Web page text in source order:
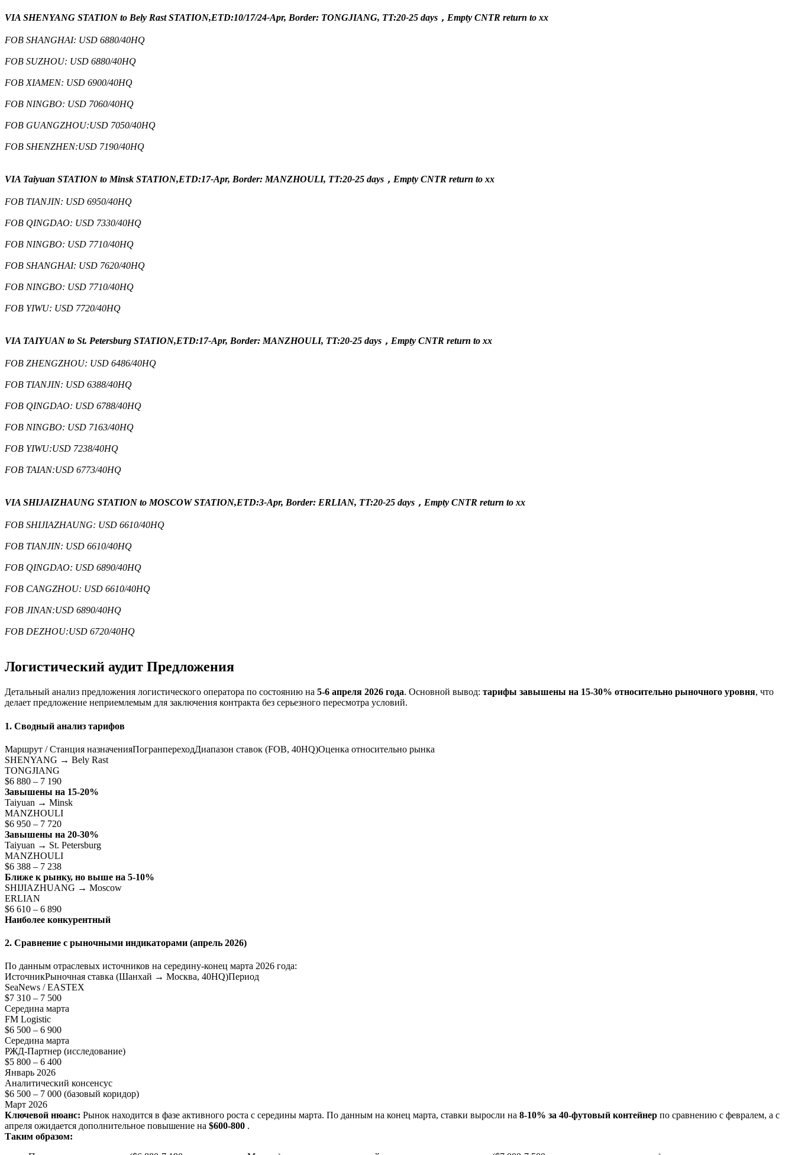
VIA SHENYANG STATION to Bely Rast STATION,ETD:10/17/24-Apr, Border: TONGJIANG, TT:20-25 days，Empty CNTR return to xx
FOB SHANGHAI: USD 6880/40HQ
FOB SUZHOU: USD 6880/40HQ
FOB XIAMEN: USD 6900/40HQ
FOB NINGBO: USD 7060/40HQ
FOB GUANGZHOU:USD 7050/40HQ
FOB SHENZHEN:USD 7190/40HQ
VIA Taiyuan STATION to Minsk STATION,ETD:17-Apr, Border: MANZHOULI, TT:20-25 days，Empty CNTR return to xx
FOB TIANJIN: USD 6950/40HQ
FOB QINGDAO: USD 7330/40HQ
FOB NINGBO: USD 7710/40HQ
FOB SHANGHAI: USD 7620/40HQ
FOB NINGBO: USD 7710/40HQ
FOB YIWU: USD 7720/40HQ
VIA TAIYUAN to St. Petersburg STATION,ETD:17-Apr, Border: MANZHOULI, TT:20-25 days，Empty CNTR return to xx
FOB ZHENGZHOU: USD 6486/40HQ
FOB TIANJIN: USD 6388/40HQ
FOB QINGDAO: USD 6788/40HQ
FOB NINGBO: USD 7163/40HQ
FOB YIWU:USD 7238/40HQ
FOB TAIAN:USD 6773/40HQ
VIA SHIJAIZHAUNG STATION to MOSCOW STATION,ETD:3-Apr, Border: ERLIAN, TT:20-25 days，Empty CNTR return to xx
FOB SHIJIAZHAUNG: USD 6610/40HQ
FOB TIANJIN: USD 6610/40HQ
FOB QINGDAO: USD 6890/40HQ
FOB CANGZHOU: USD 6610/40HQ
FOB JINAN:USD 6890/40HQ
FOB DEZHOU:USD 6720/40HQ
Логистический аудит Предложения
Детальный анализ предложения логистического оператора по состоянию на 5-6 апреля 2026 года. Основной вывод: тарифы завышены на 15-30% относительно рыночного уровня, что
делает предложение неприемлемым для заключения контракта без серьезного пересмотра условий.
1. Сводный анализ тарифов
Маршрут / Станция назначенияПогранпереходДиапазон ставок (FOB, 40HQ)Оценка относительно рынка
SHENYANG → Bely Rast
TONGJIANG
$6 880 – 7 190
Завышены на 15-20%
Taiyuan → Minsk
MANZHOULI
$6 950 – 7 720
Завышены на 20-30%
Taiyuan → St. Petersburg
MANZHOULI
$6 388 – 7 238
Ближе к рынку, но выше на 5-10%
SHIJIAZHUANG → Moscow
ERLIAN
$6 610 – 6 890
Наиболее конкурентный
2. Сравнение с рыночными индикаторами (апрель 2026)
По данным отраслевых источников на середину-конец марта 2026 года:
ИсточникРыночная ставка (Шанхай → Москва, 40HQ)Период
SeaNews / EASTEX
$7 310 – 7 500
Середина марта
FM Logistic
$6 500 – 6 900
Середина марта
РЖД-Партнер (исследование)
$5 800 – 6 400
Январь 2026
Аналитический консенсус
$6 500 – 7 000 (базовый коридор)
Март 2026
Ключевой нюанс: Рынок находится в фазе активного роста с середины марта. По данным на конец марта, ставки выросли на 8-10% за 40-футовый контейнер по сравнению с февралем, а с
апреля ожидается дополнительное повышение на $600-800 .
Таким образом: